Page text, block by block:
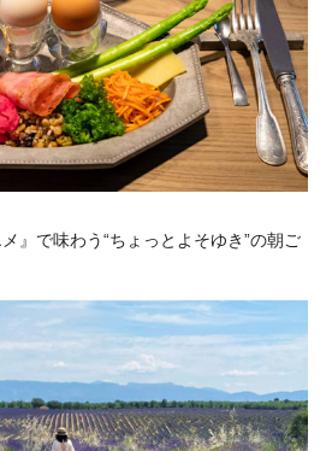
』で味わう“ちょっとよそゆき”の朝ご